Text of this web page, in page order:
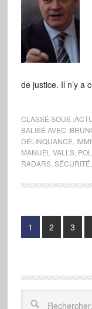
de justice. Il n’y a
CLASSÉ SOUS :
BALISÉ AVEC :
DÉLINQUANCE
MANUEL VALLS,
RADARS, SÉCURITÉ
1 2 3